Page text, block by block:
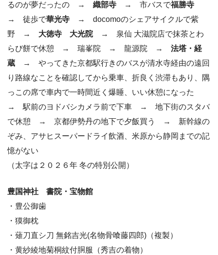
るのが夢だったの → 織部寺 → 市バスで福勝寺
→ 徒歩で華光寺 → docomoのシェアサイクルで紫
野 → 大徳寺 大光院→ 泉仙 大滋院店で抹茶とわ
らび餅で休憩 → 瑞峯院 → 龍源院 → 法塔・経
蔵 → やってきた京都駅行きのバスが清水寺経由の遠回
り路線なことを確認してから乗車、折良く渋滞もあり、隅
っこの席で車内で一時間近く爆睡、いい休憩になった
→ 駅前のヨドバシカメラ前で下車 → 地下街のスタバ
で休憩 → 京都伊勢丹の地下で夕飯買う → 新幹線の
ぞみ、アサヒスーパードライ飲酒、米原から静岡までの記
憶がない
（太字は２０２６年 冬の特別公開）
豊国神社 書院・宝物館
・豊公御歯
・獏御枕
・薙刀直シ刀 無銘吉光(名物骨喰藤四郎)（複製）
・黄紗綾地菊桐紋付胴服（秀吉の着物）